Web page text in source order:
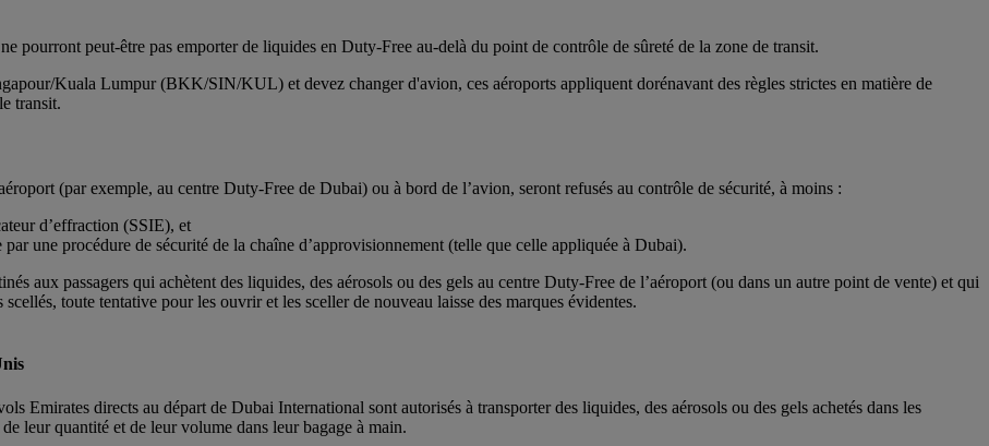
pourront peut-être pas emporter de liquides en Duty-Free au-delà du point de contrôle de sûreté de la zone de transit.
Kuala Lumpur (BKK/SIN/KUL) et devez changer d'avion, ces aéroports appliquent dorénavant des règles strictes en matière de
transit.
(par exemple, au centre Duty-Free de Dubai) ou à bord de l’avion, seront refusés au contrôle de sécurité, à moins :
d’effraction (SSIE), et
une procédure de sécurité de la chaîne d’approvisionnement (telle que celle appliquée à Dubai).
aux passagers qui achètent des liquides, des aérosols ou des gels au centre Duty-Free de l’aéroport (ou dans un autre point de vente) et qui
toute tentative pour les ouvrir et les sceller de nouveau laisse des marques évidentes.
Emirates directs au départ de Dubai International sont autorisés à transporter des liquides, des aérosols ou des gels achetés dans les
leur quantité et de leur volume dans leur bagage à main.